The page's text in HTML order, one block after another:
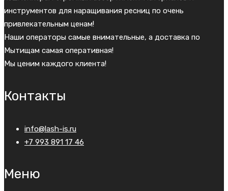
инструментов для наращивания ресниц по очень
привлекательным ценам!
Наши операторы самые внимательные, а доставка по
Мытищам самая оперативная!
Мы ценим каждого клиента!
Контакты
info@lash-is.ru
+7 993 891 17 46
Меню